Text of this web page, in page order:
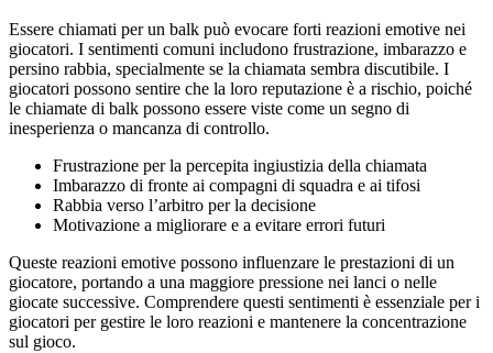
Essere chiamati per un balk può evocare forti reazioni emotive nei
giocatori. I sentimenti comuni includono frustrazione, imbarazzo e
persino rabbia, specialmente se la chiamata sembra discutibile. I
giocatori possono sentire che la loro reputazione è a rischio, poiché
le chiamate di balk possono essere viste come un segno di
inesperienza o mancanza di controllo.
Frustrazione per la percepita ingiustizia della chiamata
Imbarazzo di fronte ai compagni di squadra e ai tifosi
Rabbia verso l’arbitro per la decisione
Motivazione a migliorare e a evitare errori futuri
Queste reazioni emotive possono influenzare le prestazioni di un
giocatore, portando a una maggiore pressione nei lanci o nelle
giocate successive. Comprendere questi sentimenti è essenziale per i
giocatori per gestire le loro reazioni e mantenere la concentrazione
sul gioco.